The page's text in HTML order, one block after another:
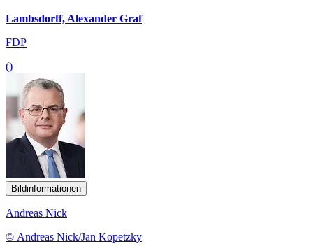
Lambsdorff, Alexander Graf
FDP
()
Bildinformationen
Andreas Nick
© Andreas Nick/Jan Kopetzky